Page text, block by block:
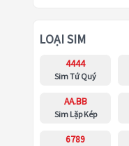
LOẠI SIM
4444
Sim Tứ Quý
AA.BB
Sim Lặp Kép
6789